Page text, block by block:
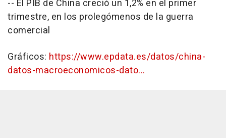
-- El PIB de China creció un 1,2% en el primer
trimestre, en los prolegómenos de la guerra
comercial
Gráficos: https://www.epdata.es/datos/china-
datos-macroeconomicos-dato...